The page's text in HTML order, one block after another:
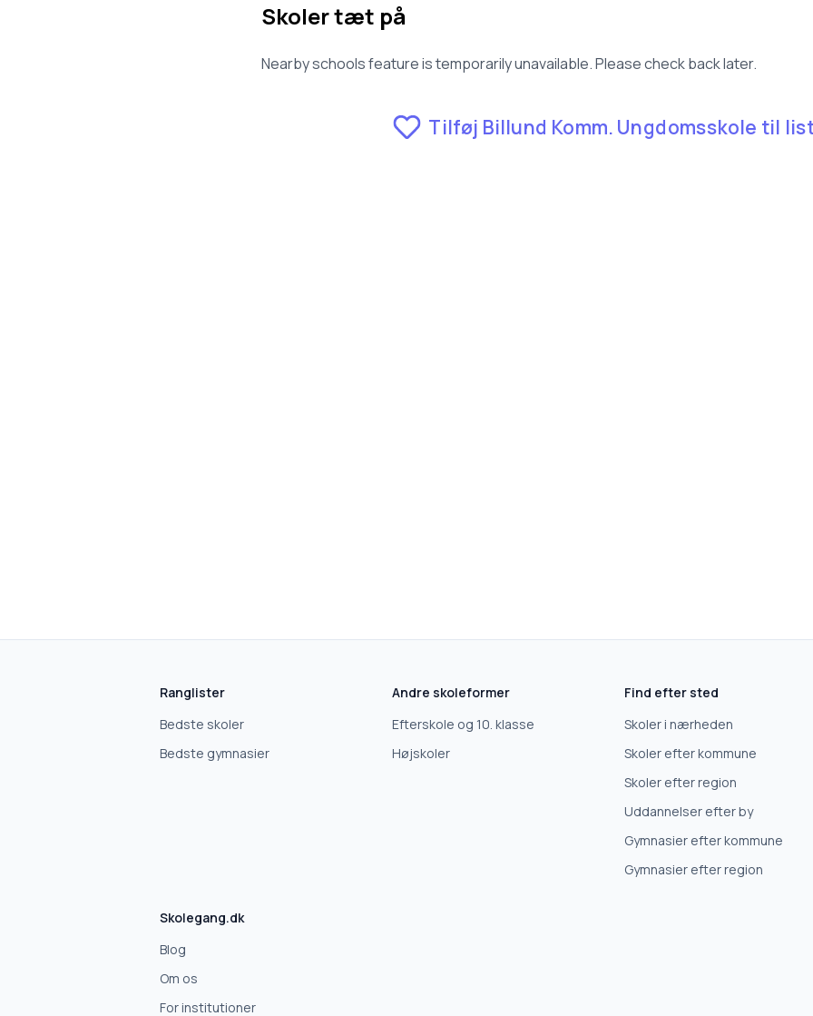
Skoler tæt på
Nearby schools feature is temporarily unavailable. Please check back later.
Tilføj Billund Komm. Ungdomsskole til
Ranglister
Bedste skoler
Bedste gymnasier
Andre skoleformer
Efterskole og 10. klasse
Højskoler
Find efter sted
Skoler i nærheden
Skoler efter kommune
Skoler efter region
Uddannelser efter by
Gymnasier efter kommune
Gymnasier efter region
Skolegang.dk
Blog
Om os
For institutioner